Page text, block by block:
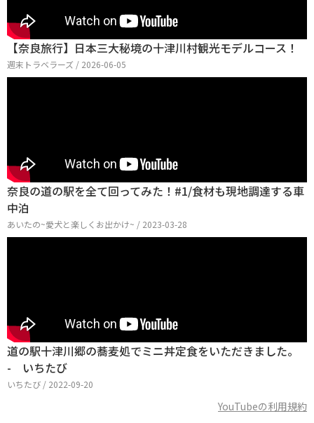
【奈良旅行】日本三大秘境の十津川村観光モデルコース！
週末トラベラーズ / 2026-06-05
奈良の道の駅を全て回ってみた！#1/食材も現地調達する車
中泊
あいたの~愛犬と楽しくお出かけ~ / 2023-03-28
道の駅十津川郷の蕎麦処でミニ丼定食をいただきました。
- いちたび
いちたび / 2022-09-20
YouTubeの利用規約